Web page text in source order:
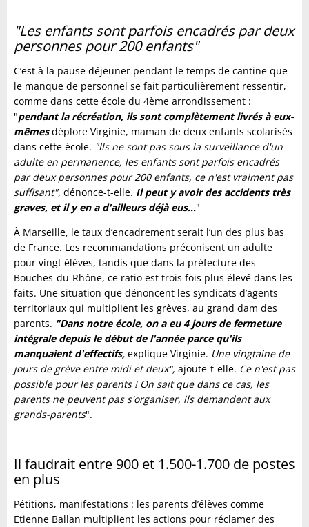
"Les enfants sont parfois encadrés par deux
personnes pour 200 enfants"
C’est à la pause déjeuner pendant le temps de cantine que
le manque de personnel se fait particulièrement ressentir,
comme dans cette école du 4ème arrondissement :
"pendant la récréation, ils sont complètement livrés à eux-
mêmesdéplore Virginie, maman de deux enfants scolarisés
dans cette école. "Ils ne sont pas sous la surveillance d'un
adulte en permanence, les enfants sont parfois encadrés
par deux personnes pour 200 enfants, ce n'est vraiment pas
suffisant", dénonce-t-elle. Il peut y avoir des accidents très
graves, et il y en a d'ailleurs déjà eus..."
À Marseille, le taux d’encadrement serait l’un des plus bas
de France. Les recommandations préconisent un adulte
pour vingt élèves, tandis que dans la préfecture des
Bouches-du-Rhône, ce ratio est trois fois plus élevé dans les
faits. Une situation que dénoncent les syndicats d’agents
territoriaux qui multiplient les grèves, au grand dam des
parents. "Dans notre école, on a eu 4 jours de fermeture
intégrale depuis le début de l'année parce qu'ils
manquaient d'effectifs, explique Virginie. Une vingtaine de
jours de grève entre midi et deux", ajoute-t-elle. Ce n'est pas
possible pour les parents ! On sait que dans ce cas, les
parents ne peuvent pas s'organiser, ils demandent aux
grands-parents".
Il faudrait entre 900 et 1.500-1.700 de postes
en plus
Pétitions, manifestations : les parents d’élèves comme
Etienne Ballan multiplient les actions pour réclamer des